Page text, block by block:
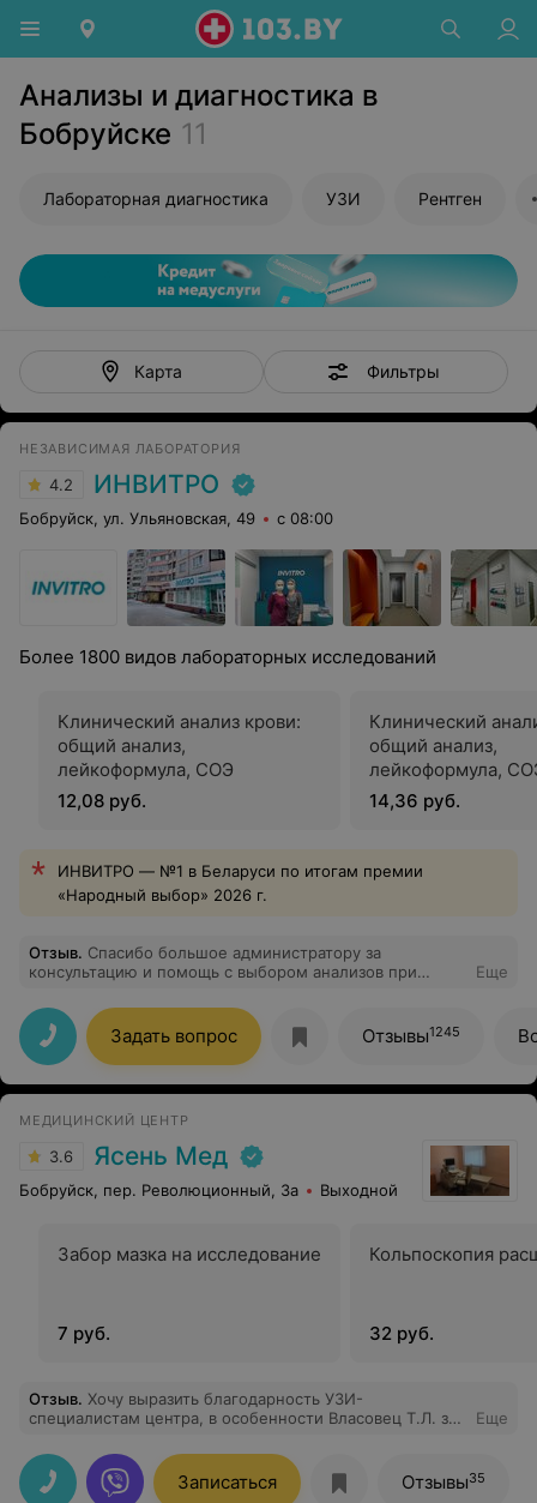
Анализы и диагностика в
Бобруйске 11
Лабораторная диагностика УЗИ Рентген
Карта Фильтры
НЕЗАВИСИМАЯ ЛАБОРАТОРИЯ
4.2 ИНВИТРО
Бобруйск, ул. Ульяновская, 49 с 08:00
Более 1800 видов лабораторных исследований
Клинический анализ крови:
общий анализ,
лейкоформула, СОЭ
12,08 руб.
Клинический
общий анализ,
лейкоформула,
обязательной
микроскопией
14,36 руб.
ИНВИТРО — №1 в Беларуси по итогам премии
«Народный выбор» 2026 г.
Отзыв. Спасибо большое администратору за
консультацию и помощь с выбором анализов при
было.
Еще
Задать вопрос Отзывы1245
МЕДИЦИНСКИЙ ЦЕНТР
3.6 Ясень Мед
Бобруйск, пер. Революционный, 3а Выходной
Забор мазка на исследование
7 руб.
Кольпоскопия
32 руб.
Отзыв. Хочу выразить благодарность УЗИ-
специалистам центра, в особенности Власовец Т.Л. за
работы, доброжелательное отношение к пациентам и
грамотные рекомендации.
Еще
Записаться Отзывы35